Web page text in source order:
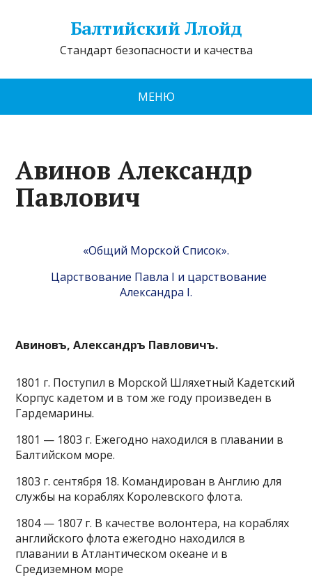
Балтийский Ллойд
Стандарт безопасности и качества
МЕНЮ
Авинов Александр
Павлович
«Общий Морской Список».
Царствование Павла I и царствование
Александра I.
Авиновъ, Александръ Павловичъ.
1801 г. Поступил в Морской Шляхетный Кадетский
Корпус кадетом и в том же году произведен в
Гардемарины.
1801 — 1803 г. Ежегодно находился в плавании в
Балтийском море.
1803 г. сентября 18. Командирован в Англию для
службы на кораблях Королевского флота.
1804 — 1807 г. В качестве волонтера, на кораблях
английского флота ежегодно находился в
плавании в Атлантическом океане и в
Средиземном море